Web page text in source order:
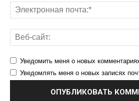
Уведомить меня о новых
Уведомлять меня о новых записях